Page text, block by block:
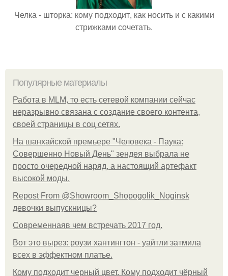
Челка - шторка: кому подходит, как носить и с какими
стрижками сочетать.
Популярные материалы
Работа в MLM, то есть сетевой компании сейчас
неразрывно связана с создание своего контента,
своей страницы в соц сетях.
На шанхайской премьере "Человека - Паука:
Совершенно Новый День" зендея выбрала не
просто очередной наряд, а настоящий артефакт
высокой моды.
Repost From @Showroom_Shopogolik_Noginsk
девочки выпускницы?
Современнаяв чем встречать 2017 год.
Вот это вырез: роузи хантингтон - уайтли затмила
всех в эффектном платьe.
Кому подходит черный цвет. Кому подходит чёрный